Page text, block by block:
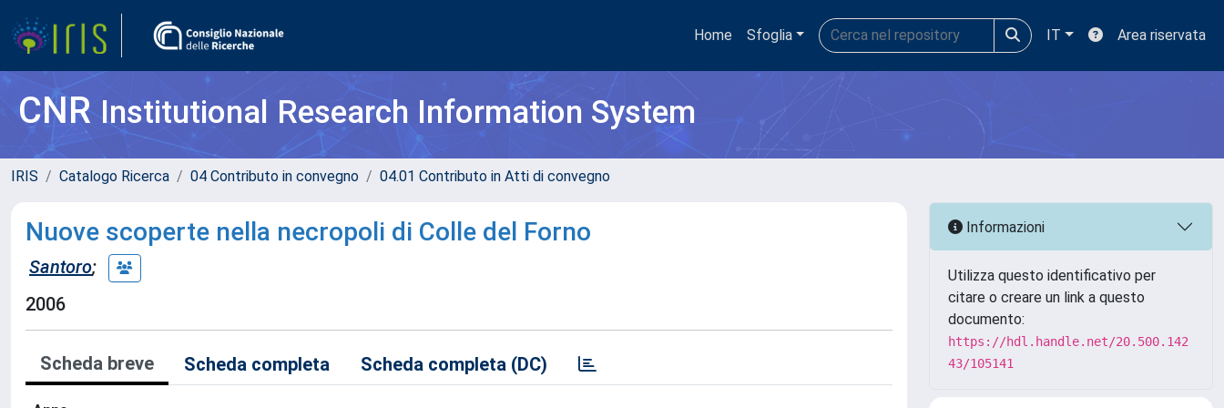
Home Sfoglia IT Area riservata
CNRInstitutional Research Information System
IRIS Catalogo Ricerca 04 Contributo in convegno 04.01 Contributo in Atti di convegno
Nuove scoperte nella necropoli di Colle del Forno
Santoro;
2006
Scheda breve Scheda completa Scheda completa (DC)
Informazioni
Utilizza questo identificativo per
citare o creare un link a questo
documento:
https://hdl.handle.net/20.500.142
43/105141